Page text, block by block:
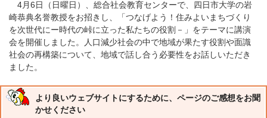
4月6日（日曜日）、総合社会教育センターで、四日市大学の岩
崎恭典名誉教授をお招きし、「つなげよう！住みよいまちづくり
を次世代にー時代の峠に立った私たちの役割－」をテーマに講演
会を開催しました。人口減少社会の中で地域が果たす役割や面識
社会の再構築について、地域で話し合う必要性をお話しいただき
ました。
より良いウェブサイトにするために、ページのご感想をお聞
かせください